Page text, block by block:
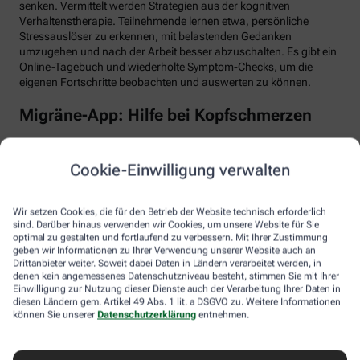
Cookie-Einwilligung verwalten
Wir setzen Cookies, die für den Betrieb der Website technisch erforderlich
sind. Darüber hinaus verwenden wir Cookies, um unsere Website für Sie
optimal zu gestalten und fortlaufend zu verbessern. Mit Ihrer Zustimmung
geben wir Informationen zu Ihrer Verwendung unserer Website auch an
Drittanbieter weiter. Soweit dabei Daten in Ländern verarbeitet werden, in
denen kein angemessenes Datenschutzniveau besteht, stimmen Sie mit Ihrer
Einwilligung zur Nutzung dieser Dienste auch der Verarbeitung Ihrer Daten in
diesen Ländern gem. Artikel 49 Abs. 1 lit. a DSGVO zu. Weitere Informationen
können Sie unserer Datenschutzerklärung entnehmen.
senken. Vermittelt werden Strategien aus der kognitiven
Verhaltenstherapie. Teilnehmende lernen etwa, persönliche
Stressauslöser zu erkennen, mit belastenden Gedanken
umzugehen und nach der Arbeit besser abzuschalten. Es gibt ein
Online-Tagebuch und wiederholte Symptom-Checks, um die
eigenen Fortschritte beobachten und auswerten zu können.
Migräne-App: Hilfe bei Kopfschmerzen
renommierten Schmerzklinik Kiel lässt sich übersichtlich
Das kann helfen, persönliche Muster zu erkennen und die
Attacken besser zu behandeln, etwa durch den optimalen
Einnahmezeitpunkt von Migräne-Medikamenten. Darüber hinaus
stellt die App viele nützliche Informationen zu Migräne bereit
sowie aktive Verfahren zur Entspannung und Stressbewältigung.
Aimo gesund bewegt: Digitaler Personal
Trainer